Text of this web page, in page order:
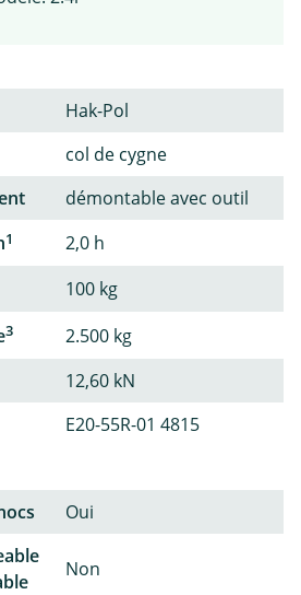
Hak-Pol
col de cygne
démontable avec outil
1
2,0 h
100 kg
3
2.500 kg
12,60 kN
E20-55R-01 4815
Oui
Non